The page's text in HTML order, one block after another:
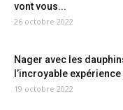
vont vous...
26 octobre 2022
Nager avec les
l’incroyable expérience
19 octobre 2022